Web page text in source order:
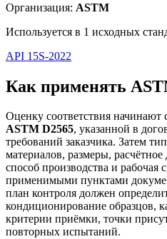
Организация: ASTM
Используется в 1 исходных
API 15S-2022
Как применять
Оценку соответствия начинают
ASTM D2565, указанной в
требований заказчика. Затем
материалов, размеры,
способ производства и рабочая
применимыми пунктами
план контроля должен
кондиционирование образцов,
критерии приёмки, точки
повторных испытаний.